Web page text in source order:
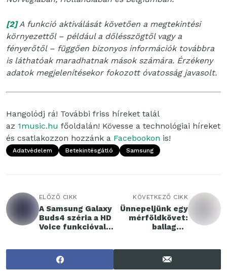
[2]A funkció aktiválását követően a megtekintési
környezettől – például a dőlésszögtől vagy a
fényerőtől – függően bizonyos információk továbbra
is láthatóak maradhatnak mások számára. Érzékeny
adatok megjelenítésekor fokozott óvatosság javasolt.
Hangolódj rá! További friss híreket talál
az 1music.hu főoldalán! Kövesse a technológiai híreket
és csatlakozzon hozzánk a Facebookon is!
Adatvédelem Betekintésgátló Samsung
ELŐZŐ CIKK
A Samsung Galaxy
Buds4 széria a HD
Voice funkcióval
hívásokat kínál
KÖVETKEZŐ CIKK
Ünnepeljünk egy
mérföldkövet:
ballagási